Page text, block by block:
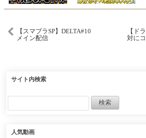
【スマブラSP】DELTA#10
メイン配信
【ド
対に
サイト内検索
人気動画